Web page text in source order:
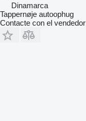
Dinamarca
Tappernøje autoophug
Contacte con el vendedor